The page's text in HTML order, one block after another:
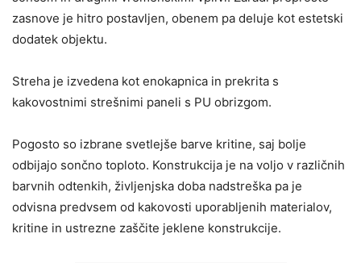
zasnove je hitro postavljen, obenem pa deluje kot estetski
dodatek objektu.
Streha je izvedena kot enokapnica in prekrita s
kakovostnimi strešnimi paneli s PU obrizgom.
Pogosto so izbrane svetlejše barve kritine, saj bolje
odbijajo sončno toploto. Konstrukcija je na voljo v različnih
barvnih odtenkih, življenjska doba nadstreška pa je
odvisna predvsem od kakovosti uporabljenih materialov,
kritine in ustrezne zaščite jeklene konstrukcije.